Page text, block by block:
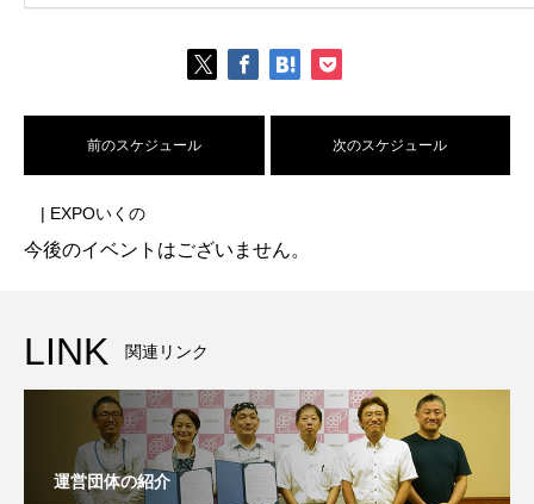
前のスケジュール 次のスケジュール
| EXPOいくの
今後のイベントはございません。
LINK 関連リンク
運営団体の紹介